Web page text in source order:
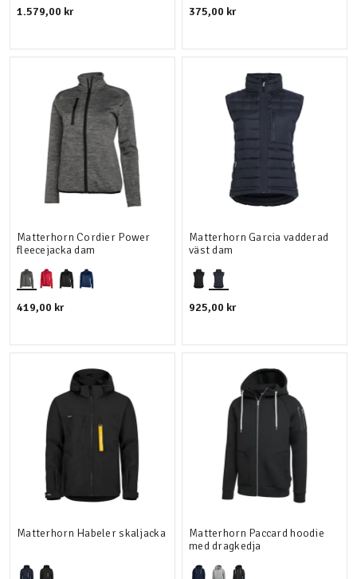
1.579,00 kr 375,00 kr
Matterhorn Cordier Power
fleecejacka dam
419,00 kr
Matterhorn Garcia vadderad
väst dam
925,00 kr
Matterhorn Habeler skaljacka
Matterhorn Paccard hoodie
med dragkedja